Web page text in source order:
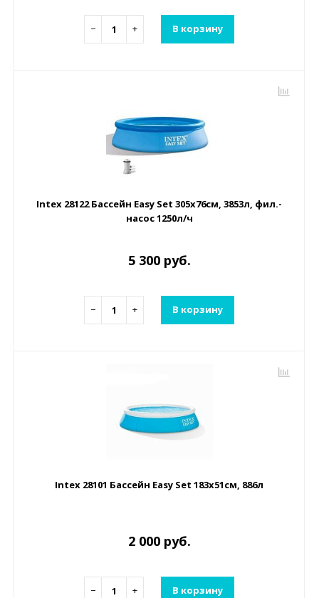
− + В корзину
Intex 28122 Бассейн Easy Set 305х76см, 3853л, фил.-
насос 1250л/ч
5 300 руб.
− + В корзину
Intex 28101 Бассейн Easy Set 183х51см, 886л
2 000 руб.
− + В корзину